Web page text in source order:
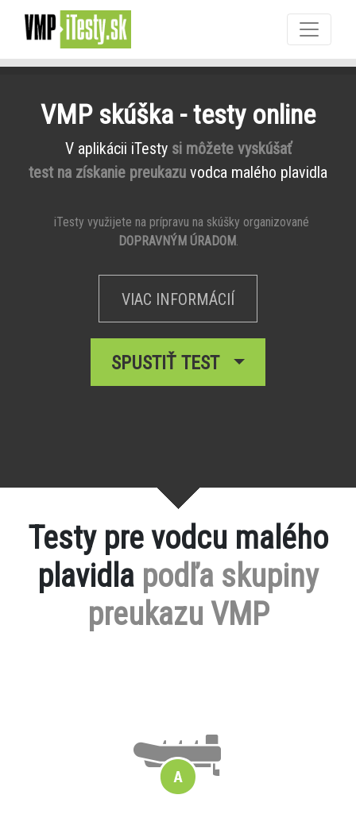
VMP skúška - testy online
V aplikácii iTesty si môžete vyskúšať
test na získanie preukazu vodca malého plavidla
iTesty využijete na prípravu na skúšky organizované
DOPRAVNÝM ÚRADOM.
VIAC INFORMÁCIÍ
SPUSTIŤ TEST
Testy pre vodcu malého
plavidla podľa skupiny
preukazu VMP